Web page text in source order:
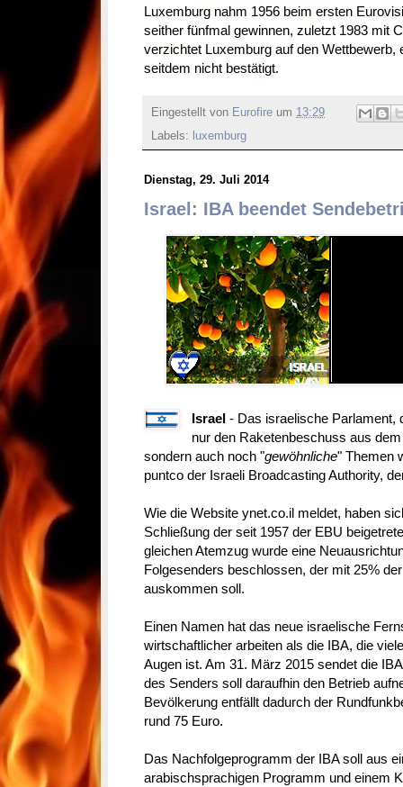
Luxemburg nahm 1956 beim ersten
seither fünfmal gewinnen, zuletzt 1983 mit
verzichtet Luxemburg auf den
seitdem nicht bestätigt.
Eingestellt von Eurofire um 13:29
Labels:
luxemburg
Dienstag, 29. Juli 2014
Israel: IBA beendet
Israel - Das israelische Parlament,
nur den Raketenbeschuss aus
sondern auch noch "gewöhnliche" Themen
puntco der Israeli Broadcasting Authority,
Wie die Website ynet.co.il meldet, haben
Schließung der seit 1957 der EBU
gleichen Atemzug wurde eine
Folgesenders beschlossen, der mit 25%
auskommen soll.
Einen Namen hat das neue israelische
wirtschaftlicher arbeiten als die IBA, die
Augen ist. Am 31. März 2015 sendet die
des Senders soll daraufhin den Betrieb
Bevölkerung entfällt dadurch der
rund 75 Euro.
Das Nachfolgeprogramm der IBA soll aus
arabischsprachigen Programm und einem